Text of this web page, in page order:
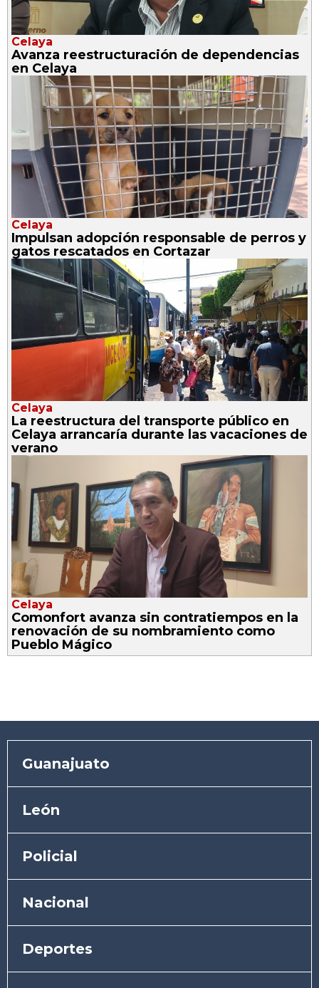
Celaya
Avanza reestructuración de dependencias
en Celaya
Celaya
Impulsan adopción responsable de perros y
gatos rescatados en Cortazar
Celaya
La reestructura del transporte público en
Celaya arrancaría durante las vacaciones de
verano
Celaya
Comonfort avanza sin contratiempos en la
renovación de su nombramiento como
Pueblo Mágico
Guanajuato
León
Policial
Nacional
Deportes